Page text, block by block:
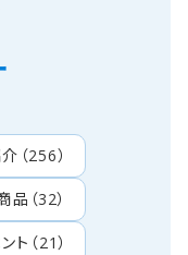
（256）
品 （32）
ト （21）